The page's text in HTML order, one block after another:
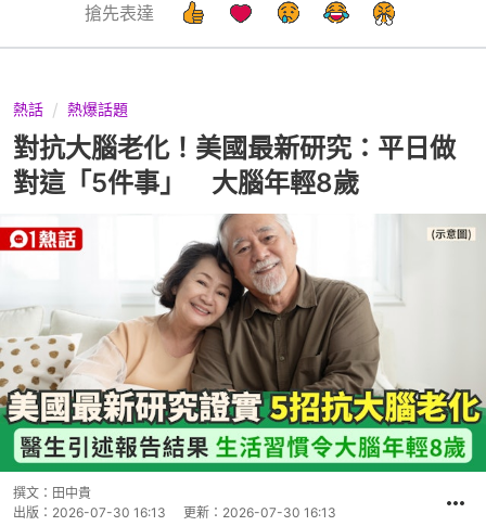
搶先表達
熱話 熱爆話題
對抗大腦老化！美國最新研究：平日做
對這「5件事」 大腦年輕8歲
撰文： 田中貴
出版： 2026-07-30 16:13 更新： 2026-07-30 16:13